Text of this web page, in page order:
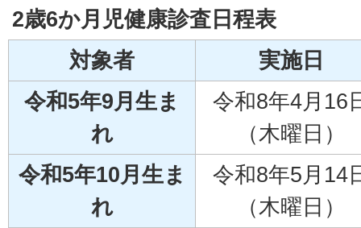
2歳6か月児健康診査日程表
対象者
実施日
令和5年9月生ま
れ
令和8年4月16
（木曜日）
令和5年10月生ま
れ
令和8年5月14
（木曜日）